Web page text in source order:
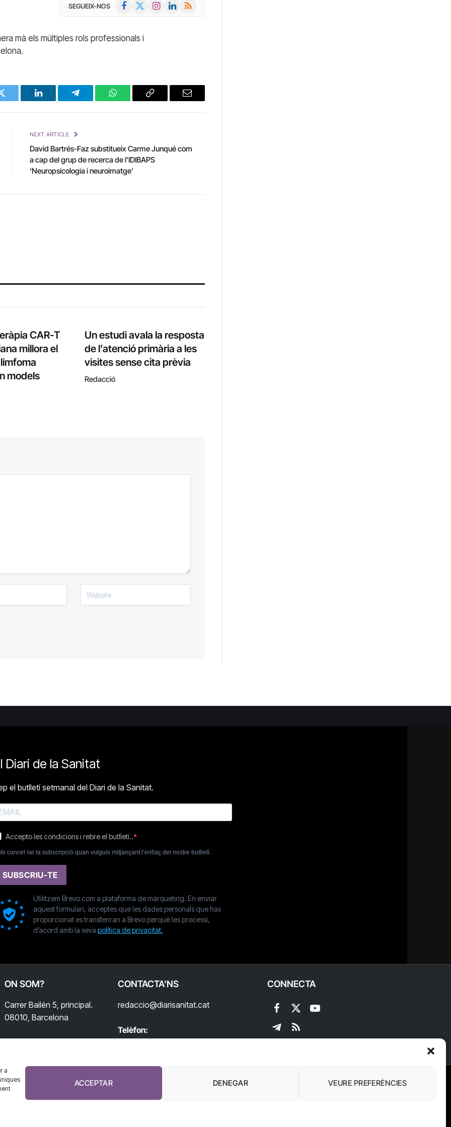
a
ACCEPTAR DENEGAR VEURE PREFERÈNCIES
SEGUEIX-NOS Facebook InstagramLinkedIn
RSS
mà els múltiples rols professionals i
Twitter LinkedIn Telegram WhatsAppCopy
Email
NEXT ARTICLE
David Bartrés-Faz substitueix Carme Junqué com
a cap del grup de recerca de l’IDIBAPS
‘Neuropsicologia i neuroimatge’
CAR-T
millora el
models
Un estudi avala la resposta
de l’atenció primària a les
visites sense cita prèvia
Redacció
Diari de la Sanitat
el butlletí setmanal del Diari de la Sanitat.
Accepto les condicions i rebre el butlletí..
cancel·lar la subscripció quan vulguis mitjançant l’enllaç del nostre butlletí.
SUBSCRIU-TE
Utilitzem Brevo com a plataforma de màrqueting. En enviar
aquest formulari, acceptes que les dades personals que has
proporcionat es transferiran a Brevo perquè les processi,
d’acord amb la seva política de privacitat.
ON SOM?
Carrer Bailén 5, principal.
08010, Barcelona
CONTACTA'NS
redaccio@diarisanitat.cat
Telèfon:
CONNECTA
Facebook
X
(Twitter)
YouTube
Telegram
RSS